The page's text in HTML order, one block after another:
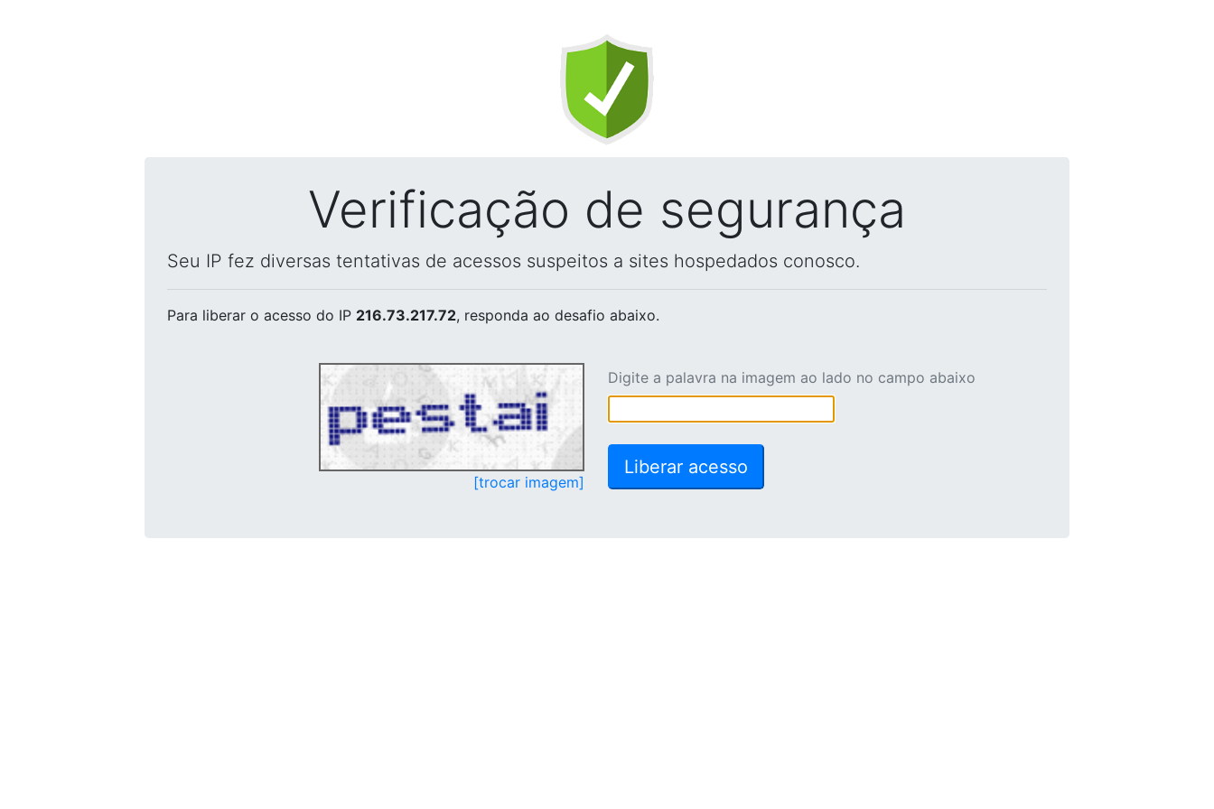
Verificação de segurança
Seu IP fez diversas tentativas de acessos suspeitos a sites hospedados conosco.
Para liberar o acesso do IP 216.73.217.72, responda ao desafio abaixo.
[trocar imagem]
Digite a palavra na imagem ao lado no campo abaixo